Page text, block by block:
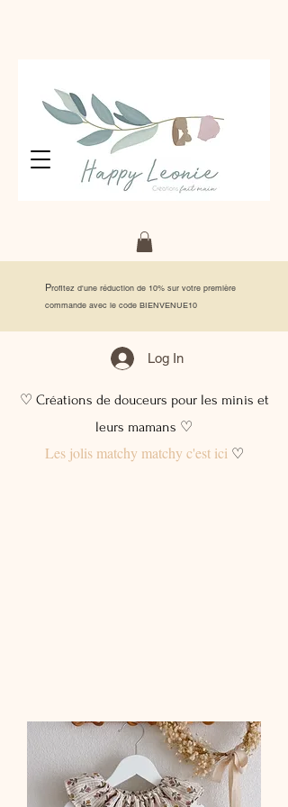
Profitez d'une réduction de 10% sur votre première
commande avec le code BIENVENUE10
Log In
♡ Créations de douceurs pour les minis et
leurs mamans ♡
Les jolis matchy matchy c'est ici♡